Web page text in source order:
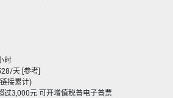
时
天 [参考]
接累计)
过3,000元 可开增值税普电子普票